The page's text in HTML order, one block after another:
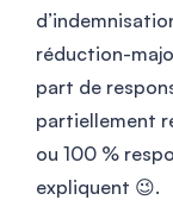
réduction-
part de
partiellement
ou 100 %
expliquent 😉.